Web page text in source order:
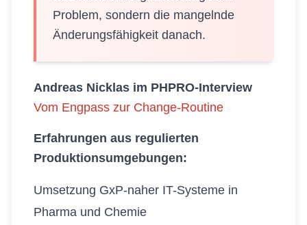
Problem, sondern die mangelnde
Änderungsfähigkeit danach.
Andreas Nicklas im PHPRO-Interview
Vom Engpass zur Change-Routine
Erfahrungen aus regulierten
Produktionsumgebungen:
Umsetzung GxP-naher IT-Systeme in
Pharma und Chemie